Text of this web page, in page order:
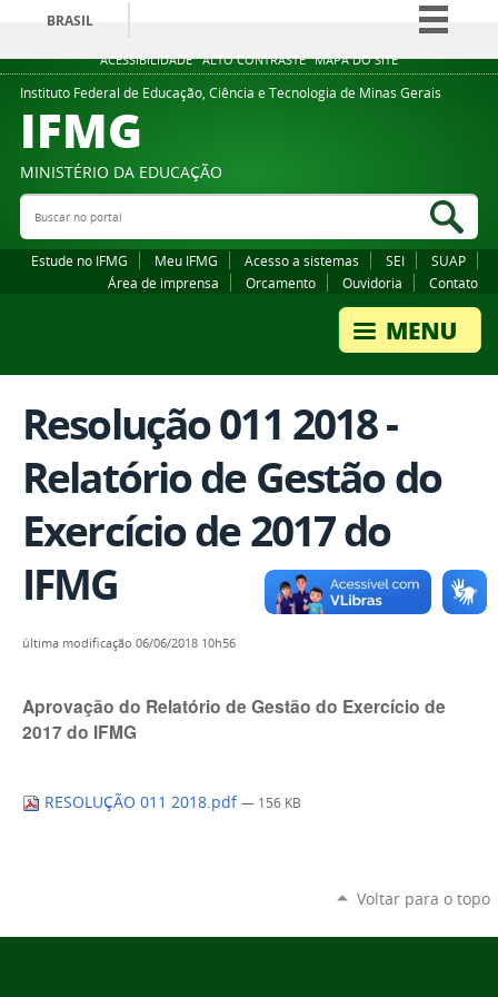
ACESSIBILIDADE ALTO CONTRASTE MAPA DO SITE
BRASIL
Simplifique!
Comunica BR
Legislação
Instituto Federal de Educação, Ciência e Tecnologia de Minas Gerais
IFMG
MINISTÉRIO DA EDUCAÇÃO
Buscar no portal
Estude no IFMG Meu IFMG Acesso a sistemas SEI
SUAP
Área de imprensa
Orcamento Ouvidoria Contato
Resolução 011 2018 -
Relatório de Gestão do
Exercício de 2017 do
IFMG
última modificação 06/06/2018 10h56
Aprovação do Relatório de Gestão do Exercício de
2017 do IFMG
RESOLUÇÃO 011 2018.pdf — 156 KB
Voltar para o topo